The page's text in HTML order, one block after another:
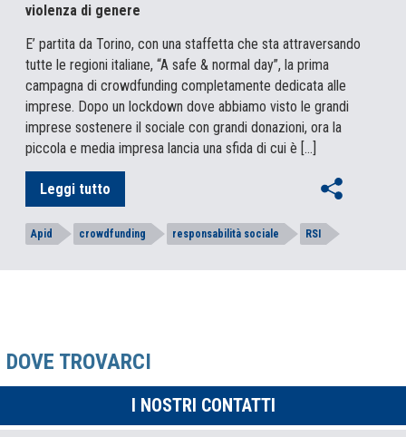
violenza di genere
E’ partita da Torino, con una staffetta che sta attraversando
tutte le regioni italiane, “A safe & normal day”, la prima
campagna di crowdfunding completamente dedicata alle
imprese. Dopo un lockdown dove abbiamo visto le grandi
imprese sostenere il sociale con grandi donazioni, ora la
piccola e media impresa lancia una sfida di cui è […]
Leggi tutto
Apid crowdfunding responsabilità sociale RSI
DOVE TROVARCI
I NOSTRI CONTATTI